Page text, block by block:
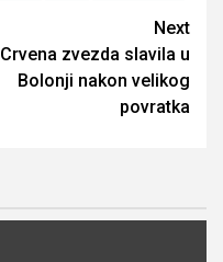
Next
Crvena zvezda slavila u
Bolonji nakon velikog
povratka